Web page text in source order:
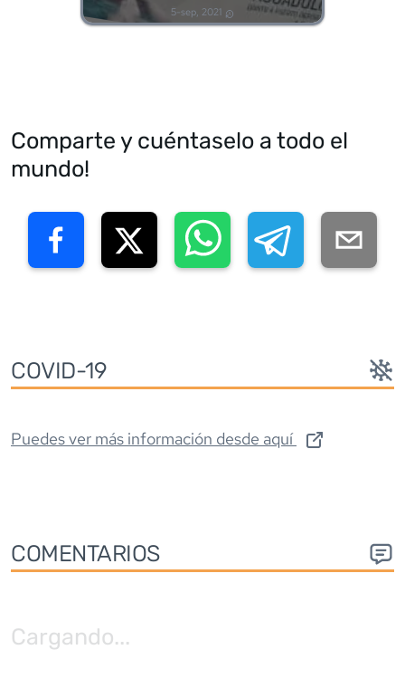
5-sep, 2021
Comparte y cuéntaselo a todo el
mundo!
COVID-19
Puedes ver más información desde aquí
COMENTARIOS
Cargando...